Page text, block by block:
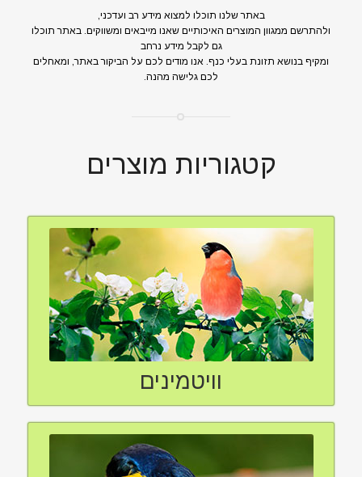
באתר שלנו תוכלו למצוא מידע רב ועדכני,
ולהתרשם ממגוון המוצרים האיכותיים שאנו מייבאים ומשווקים. באתר תוכלו
גם לקבל מידע נרחב
ומקיף בנושא תזונת בעלי כנף. אנו מודים לכם על הביקור באתר, ומאחלים
לכם גלישה מהנה.
קטגוריות מוצרים
וויטמינים